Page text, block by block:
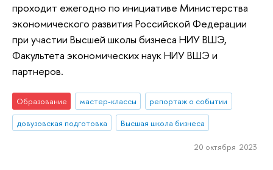
проходит ежегодно по инициативе Министерства
экономического развития Российской Федерации
при участии Высшей школы бизнеса НИУ ВШЭ,
Факультета экономических наук НИУ ВШЭ и
партнеров.
Образование мастер-классы
репортаж о событии
довузовская подготовка
Высшая школа бизнеса
20 октября 2023